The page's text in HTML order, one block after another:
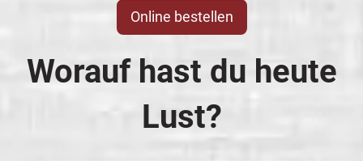
Online bestellen
Worauf hast du heute
Lust?